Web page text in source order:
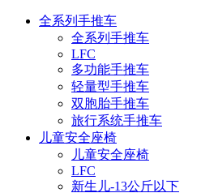
全系列手推车
全系列手推车
LFC
多功能手推车
轻量型手推车
双胞胎手推车
旅行系统手推车
儿童安全座椅
儿童安全座椅
LFC
新生儿-13公斤以下